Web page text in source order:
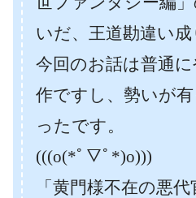
いだ、王道勘違い成
今回のお話は普通
作ですし、勢いが
ったです。
(((o(*ﾟ▽ﾟ*)o)))
「黄門様不在の悪